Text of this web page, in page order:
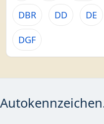
DBR DD DE
DGF